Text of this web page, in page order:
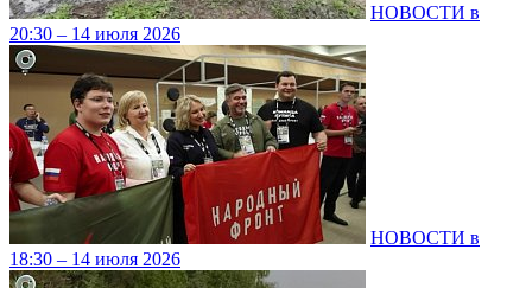
НОВОСТИ в
20:30 – 14 июля 2026
НОВОСТИ в
18:30 – 14 июля 2026